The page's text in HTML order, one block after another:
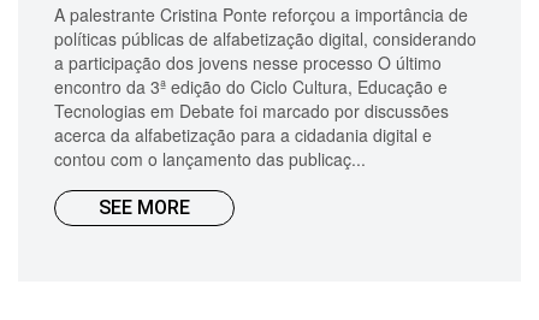
A palestrante Cristina Ponte reforçou a importância de
políticas públicas de alfabetização digital, considerando
a participação dos jovens nesse processo O último
encontro da 3ª edição do Ciclo Cultura, Educação e
Tecnologias em Debate foi marcado por discussões
acerca da alfabetização para a cidadania digital e
contou com o lançamento das publicaç...
SEE MORE